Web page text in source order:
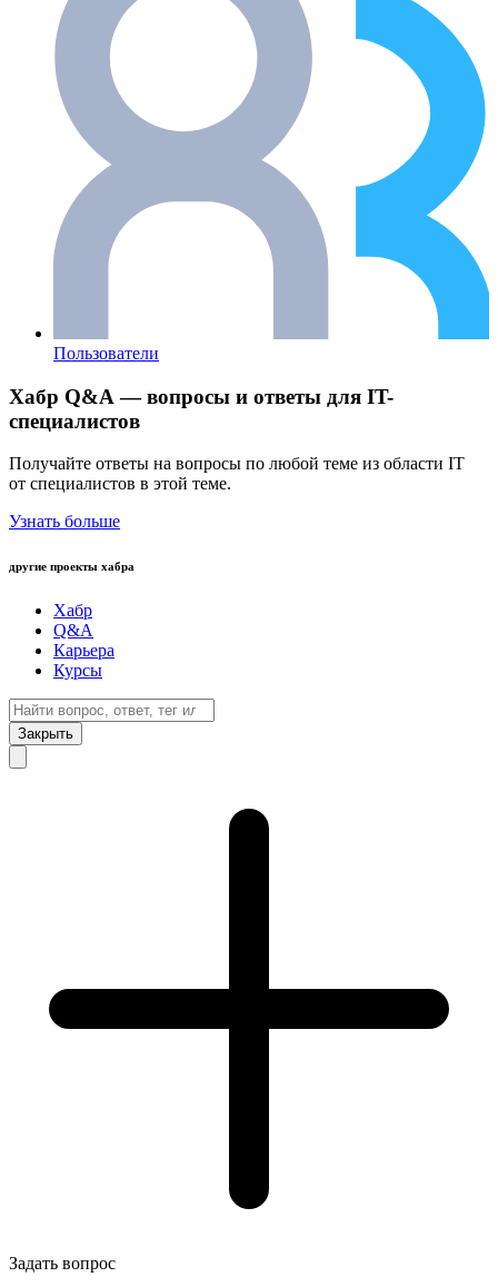
Пользователи
Хабр Q&A — вопросы и ответы для IT-
специалистов
Получайте ответы на вопросы по любой теме из области IT
от специалистов в этой теме.
Узнать больше
другие проекты хабра
Хабр
Q&A
Карьера
Курсы
Закрыть
Задать вопрос